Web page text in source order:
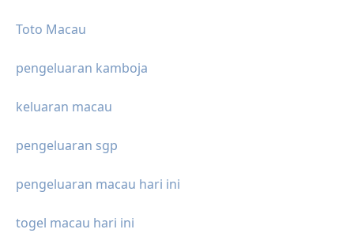
Toto Macau
pengeluaran kamboja
keluaran macau
pengeluaran sgp
pengeluaran macau hari ini
togel macau hari ini